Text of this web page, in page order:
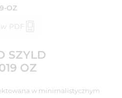
OZ
PDF
SZYLD
OZ
w minimalistycznym